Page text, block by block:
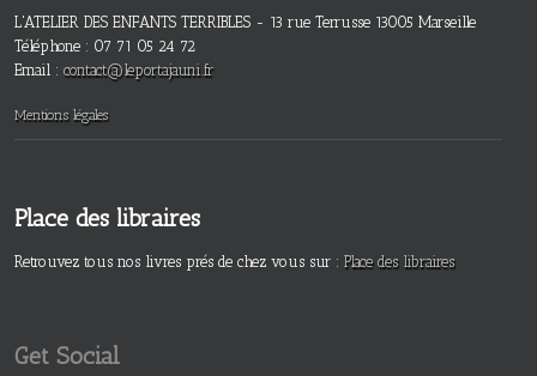
L'ATELIER DES ENFANTS TERRIBLES - 13 rue Terrusse 13005 Marseille
Téléphone : 07 71 05 24 72
Email : contact@leportajauni.fr
Mentions légales
Place des libraires
Retrouvez tous nos livres prés de chez vous sur : Place des libraires
Get Social